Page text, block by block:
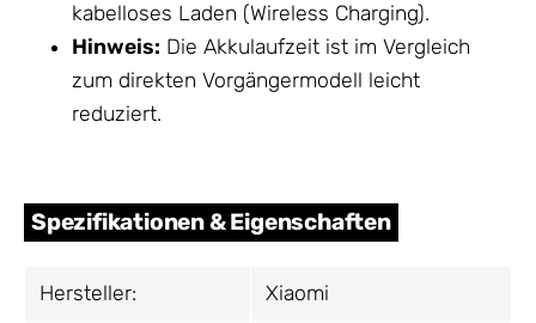
kabelloses Laden (Wireless Charging).
Hinweis: Die Akkulaufzeit ist im Vergleich
zum direkten Vorgängermodell leicht
reduziert.
Spezifikationen & Eigenschaften
Hersteller: Xiaomi